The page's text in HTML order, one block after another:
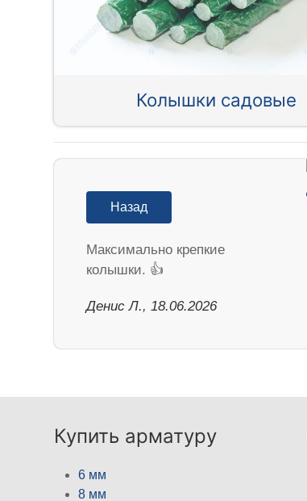
Колышки садовые
Назад
Максимально крепкие
колышки. 👍
Денис Л., 18.06.2026
Купить арматуру
6 мм
8 мм